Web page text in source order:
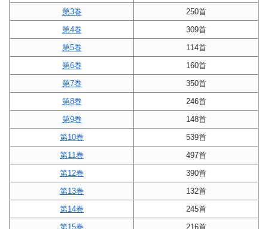
第3巻
250首
第4巻
309首
第5巻
114首
第6巻
160首
第7巻
350首
第8巻
246首
第9巻
148首
第10巻
539首
第11巻
497首
第12巻
390首
第13巻
132首
第14巻
245首
第15巻
216首